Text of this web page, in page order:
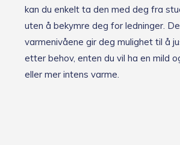
kan du enkelt ta den med deg fra
uten å bekymre deg for ledninger.
varmenivåene gir deg mulighet til å
etter behov, enten du vil ha en mild
eller mer intens varme.